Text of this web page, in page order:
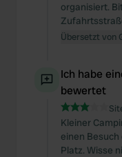
organisiert.
Übersetzt von
Ich habe
bewertet
Kleiner
einen
Platz. Wisse